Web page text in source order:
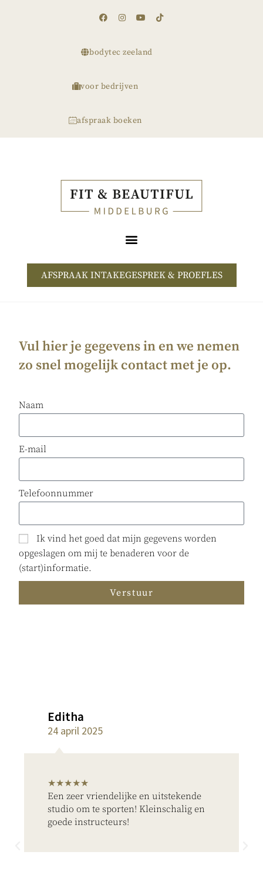
bodytec zeeland
voor bedrijven
afspraak boeken
AFSPRAAK INTAKEGESPREK & PROEFLES
Vul hier je gegevens in en we nemen
zo snel mogelijk contact met je op.
Naam
E-mail
Telefoonnummer
Ik vind het goed dat mijn gegevens worden
opgeslagen om mij te benaderen voor de
(start)informatie.
Verstuur
★★★★★
Een zeer vriendelijke en uitstekende
studio om te sporten! Kleinschalig en
goede instructeurs!
Editha
24 april 2025